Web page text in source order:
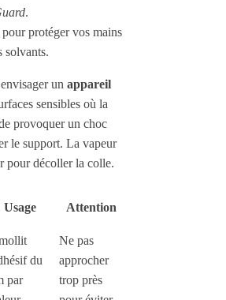
.
pour protéger vos mains
solvants.
un appareil
sensibles où la
provoquer un choc
le support. La vapeur
pour décoller la colle.
Usage Attention
du
par
Ne pas
approcher
trop près